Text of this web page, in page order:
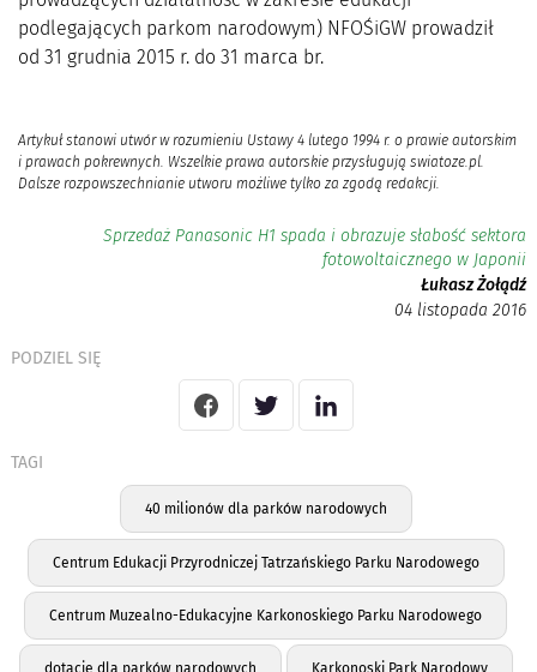
podlegających parkom narodowym) NFOŚiGW prowadził
od 31 grudnia 2015 r. do 31 marca br.
Artykuł stanowi utwór w rozumieniu Ustawy 4 lutego 1994 r. o prawie autorskim
i prawach pokrewnych. Wszelkie prawa autorskie przysługują swiatoze.pl.
Dalsze rozpowszechnianie utworu możliwe tylko za zgodą redakcji.
Sprzedaż Panasonic H1 spada i obrazuje słabość sektora
fotowoltaicznego w Japonii
Łukasz Żołądź
04 listopada 2016
PODZIEL SIĘ
TAGI
40 milionów dla parków narodowych
Centrum Edukacji Przyrodniczej Tatrzańskiego Parku Narodowego
Centrum Muzealno-Edukacyjne Karkonoskiego Parku Narodowego